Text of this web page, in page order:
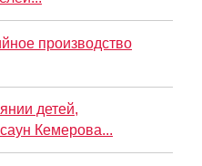
производство
детей,
Кемерова...